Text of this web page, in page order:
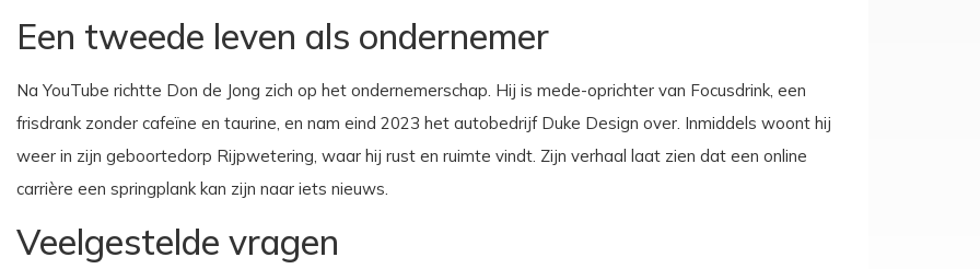
Een tweede leven als ondernemer
Na YouTube richtte Don de Jong zich op het ondernemerschap. Hij is mede-oprichter van Focusdrink, een
frisdrank zonder cafeïne en taurine, en nam eind 2023 het autobedrijf Duke Design over. Inmiddels woont hij
weer in zijn geboortedorp Rijpwetering, waar hij rust en ruimte vindt. Zijn verhaal laat zien dat een online
carrière een springplank kan zijn naar iets nieuws.
Veelgestelde vragen